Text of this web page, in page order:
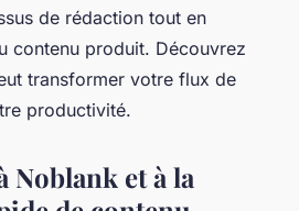
de rédaction tout en
contenu produit. Découvrez
transformer votre flux de
productivité.
et à la